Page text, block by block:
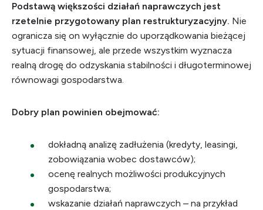
Podstawą większości działań naprawczych jest
rzetelnie przygotowany plan restrukturyzacyjny. Nie
ogranicza się on wyłącznie do uporządkowania bieżącej
sytuacji finansowej, ale przede wszystkim wyznacza
realną drogę do odzyskania stabilności i długoterminowej
równowagi gospodarstwa.
Dobry plan powinien obejmować:
dokładną analizę zadłużenia (kredyty, leasingi,
zobowiązania wobec dostawców);
ocenę realnych możliwości produkcyjnych
gospodarstwa;
wskazanie działań naprawczych – na przykład